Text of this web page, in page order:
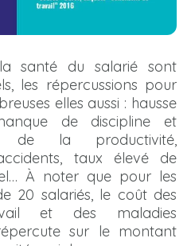
santé du salarié sont
les répercussions pour
elles aussi : hausse
de discipline et
de la productivité,
taux élevé de
À noter que pour les
20 salariés, le coût des
et des maladies
sur le montant